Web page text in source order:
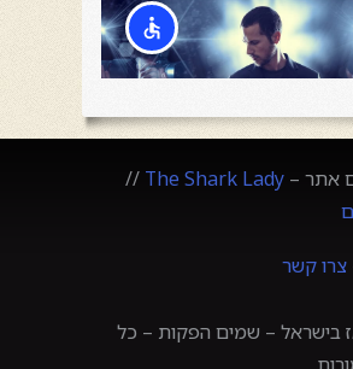
אתר – The Shark Lady
//
צרו קשר
בישראל – שמים הפקות – כל